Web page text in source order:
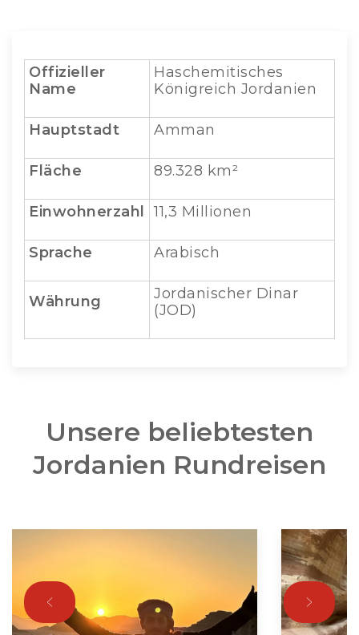
Offizieller
Name
Haschemitisches
Königreich Jordanien
Hauptstadt Amman
Fläche 89.328 km²
Einwohnerzahl 11,3 Millionen
Sprache Arabisch
Währung
Jordanischer Dinar
(JOD)
Unsere beliebtesten
Jordanien Rundreisen